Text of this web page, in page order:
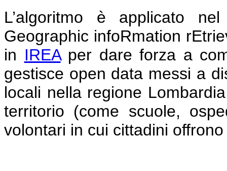
L’algoritmo è applicato
Geographic infoRmation
in IREAper dare forza a
gestisce open data messi a
locali nella regione
territorio (come scuole,
volontari in cui cittadini